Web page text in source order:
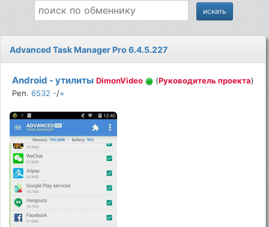
Advanced Task Manager Pro 6.4.5.227
Android - утилиты DimonVideo (Руководитель проекта)
Реп.6532 -/+